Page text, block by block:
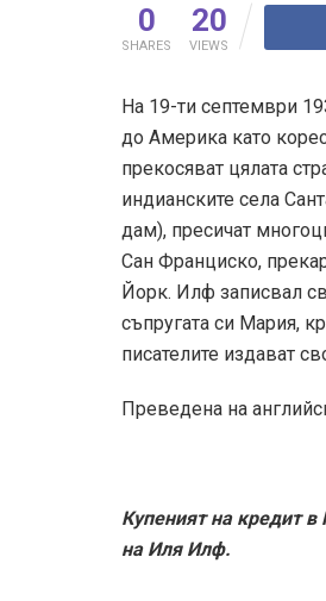
0
SHARES
20
VIEWS
На 19-ти септември
до Америка като
прекосяват цялата
индианските села
дам), пресичат
Сан Франциско,
Йорк. Илф записвал
съпругата си Мария,
писателите издават
Преведена на
Купеният на кредит
на Иля Илф.